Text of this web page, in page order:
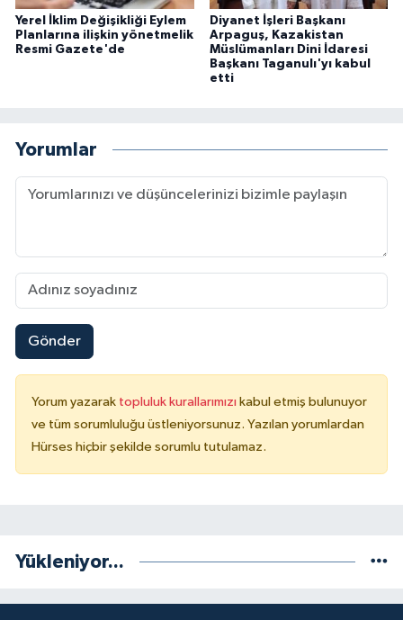
Yerel İklim Değişikliği Eylem
Planlarına ilişkin yönetmelik
Resmi Gazete'de
Diyanet İşleri Başkanı
Arpaguş, Kazakistan
Müslümanları Dini İdaresi
Başkanı Taganulı'yı kabul
etti
Yorumlar
Gönder
Yorum yazarak topluluk kurallarımızı kabul etmiş bulunuyor
ve tüm sorumluluğu üstleniyorsunuz. Yazılan yorumlardan
Hürses hiçbir şekilde sorumlu tutulamaz.
Yükleniyor...